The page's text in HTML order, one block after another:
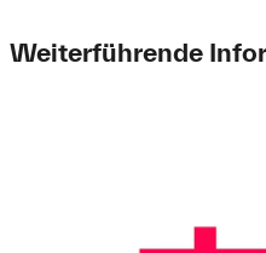
Weiterführende